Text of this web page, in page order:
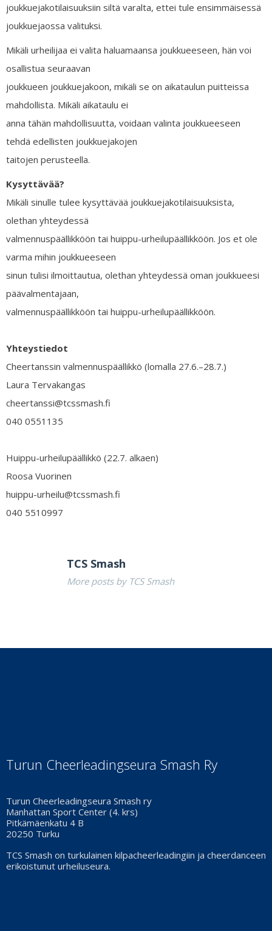
joukkuejakotilaisuuksiin siltä varalta, ettei tule ensimmäisessä
joukkuejaossa valituksi.
Mikäli urheilijaa ei valita haluamaansa joukkueeseen, hän voi
osallistua seuraavan
joukkueen joukkuejakoon, mikäli se on aikataulun puitteissa
mahdollista. Mikäli aikataulu ei
anna tähän mahdollisuutta, voidaan valinta joukkueeseen
tehdä edellisten joukkuejakojen
taitojen perusteella.
Kysyttävää?
Mikäli sinulle tulee kysyttävää joukkuejakotilaisuuksista,
olethan yhteydessä
valmennuspäällikköön tai huippu-urheilupäällikköön. Jos et ole
varma mihin joukkueeseen
sinun tulisi ilmoittautua, olethan yhteydessä oman joukkueesi
päävalmentajaan,
valmennuspäällikköön tai huippu-urheilupäällikköön.
Yhteystiedot
Cheertanssin valmennuspäällikkö (lomalla 27.6.–28.7.)
Laura Tervakangas
cheertanssi@tcssmash.fi
040 0551135
Huippu-urheilupäällikkö (22.7. alkaen)
Roosa Vuorinen
huippu-urheilu@tcssmash.fi
040 5510997
TCS Smash
More posts by TCS Smash
Turun Cheerleadingseura Smash Ry
Turun Cheerleadingseura Smash ry
Manhattan Sport Center (4. krs)
Pitkämäenkatu 4 B
20250 Turku
TCS Smash on turkulainen kilpacheerleadingiin ja cheerdanceen
erikoistunut urheiluseura.